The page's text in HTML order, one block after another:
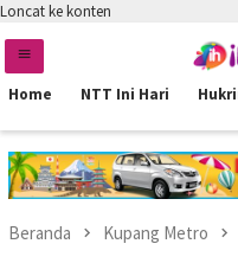
Loncat ke konten
Home NTT Ini Hari
Beranda Kupang Metro